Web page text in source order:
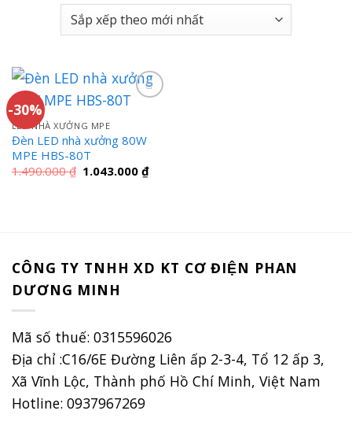
-30%
LED NHÀ XƯỞNG MPE
Đèn LED nhà xưởng 80W
MPE HBS-80T
1.490.000₫ Giá
1.043.000₫Giá
CÔNG TY TNHH XD KT CƠ ĐIỆN PHAN
DƯƠNG MINH
Mã số thuế: 0315596026
Địa chỉ :C16/6E Đường Liên ấp 2-3-4, Tổ 12 ấp 3,
Xã Vĩnh Lộc, Thành phố Hồ Chí Minh, Việt Nam
Hotline: 0937967269